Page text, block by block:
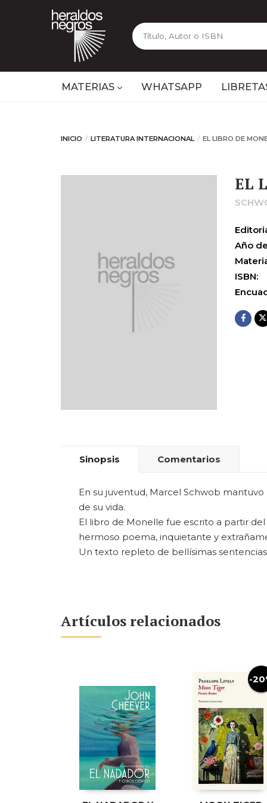
MATERIAS WHATSAPP
INICIO LITERATURA INTERNACIONAL EL LIBRO DE
EL
Año
ISBN:
Sinopsis Comentarios
En su juventud, Marcel Schwob
de su vida.
El libro de Monelle fue escrito a partir
hermoso poema, inquietante y
Un texto repleto de bellísimas
Artículos relacionados
-